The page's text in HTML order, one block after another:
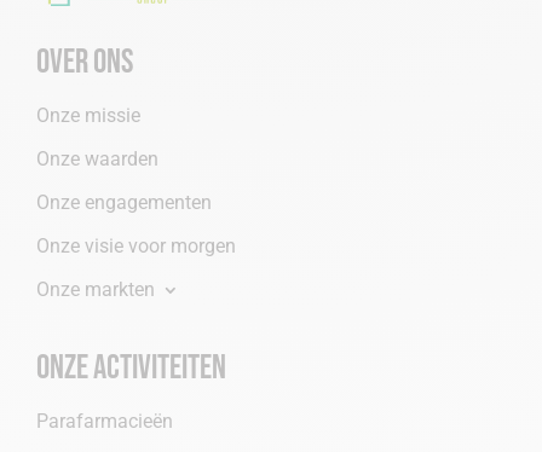
Over ons
Onze missie
Onze waarden
Onze engagementen
Onze visie voor morgen
Onze markten
Onze activiteiten
Parafarmacieën